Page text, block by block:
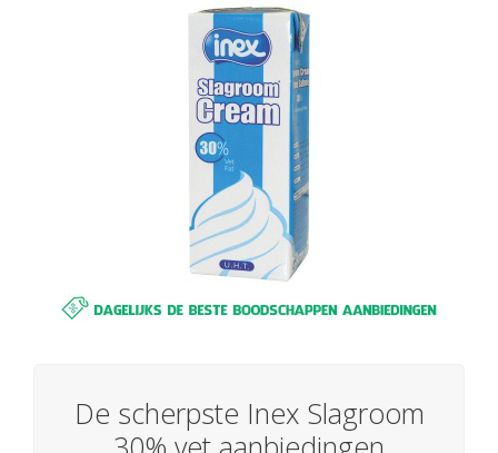
De scherpste Inex Slagroom